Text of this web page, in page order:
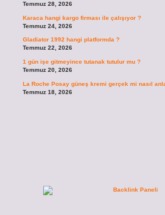
Temmuz 28, 2026
Karaca hangi kargo firması ile çalışıyor ?
Temmuz 24, 2026
Gladiator 1992 hangi platformda ?
Temmuz 22, 2026
1 gün işe gitmeyince tutanak tutulur mu ?
Temmuz 20, 2026
La Roche Posay güneş kremi gerçek mi nasıl
Temmuz 18, 2026